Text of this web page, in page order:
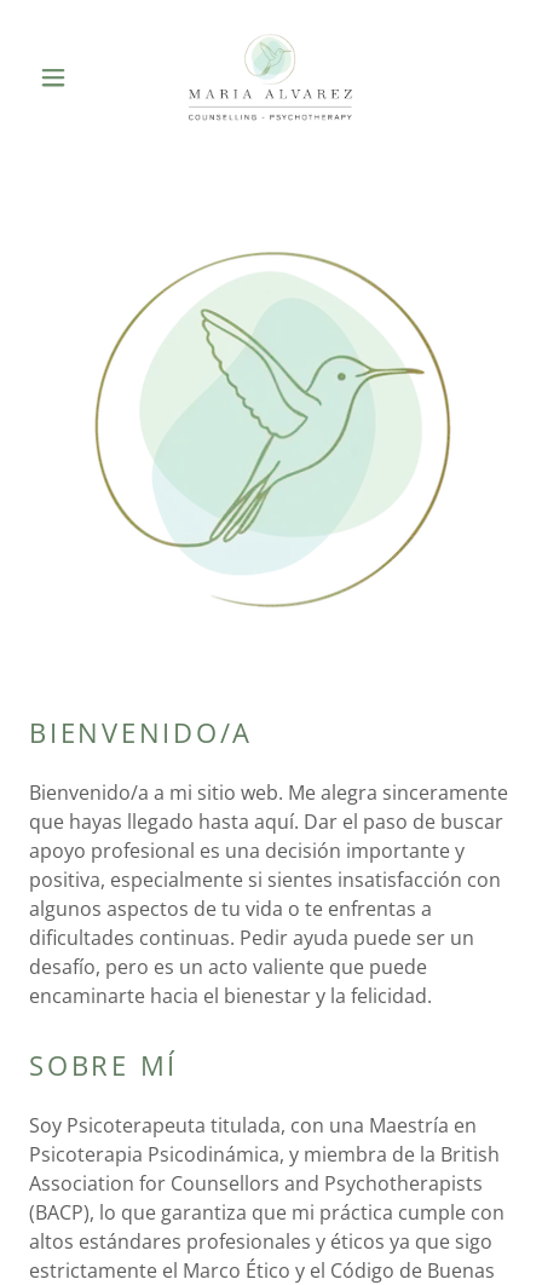
BIENVENIDO/A
Bienvenido/a a mi sitio web. Me alegra sinceramente
que hayas llegado hasta aquí. Dar el paso de buscar
apoyo profesional es una decisión importante y
positiva, especialmente si sientes insatisfacción con
algunos aspectos de tu vida o te enfrentas a
dificultades continuas. Pedir ayuda puede ser un
desafío, pero es un acto valiente que puede
encaminarte hacia el bienestar y la felicidad.
SOBRE MÍ
Soy Psicoterapeuta titulada, con una Maestría en
Psicoterapia Psicodinámica, y miembra de la British
Association for Counsellors and Psychotherapists
(BACP), lo que garantiza que mi práctica cumple con
altos estándares profesionales y éticos ya que sigo
estrictamente el Marco Ético y el Código de Buenas